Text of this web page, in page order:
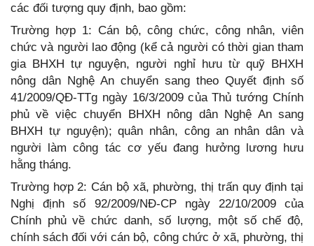
các đối tượng quy định, bao gồm:
Trường hợp 1: Cán bộ, công chức, công nhân, viên
chức và người lao động (kể cả người có thời gian tham
gia BHXH tự nguyện, người nghỉ hưu từ quỹ BHXH
nông dân Nghệ An chuyển sang theo Quyết định số
41/2009/QĐ-TTg ngày 16/3/2009 của Thủ tướng Chính
phủ về việc chuyển BHXH nông dân Nghệ An sang
BHXH tự nguyện); quân nhân, công an nhân dân và
người làm công tác cơ yếu đang hưởng lương hưu
hằng tháng.
Trường hợp 2: Cán bộ xã, phường, thị trấn quy định tại
Nghị định số 92/2009/NĐ-CP ngày 22/10/2009 của
Chính phủ về chức danh, số lượng, một số chế độ,
chính sách đối với cán bộ, công chức ở xã, phường, thị